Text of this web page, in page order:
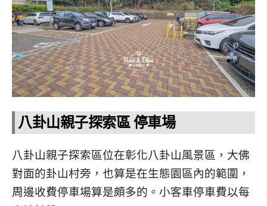
八卦山親子探索區 停車場
八卦山親子探索區位在彰化八卦山風景區，大佛
對面的卦山村旁，也算是在生態園區內的範圍，
周邊收費停車場算是頗多的。小客車停車費以每